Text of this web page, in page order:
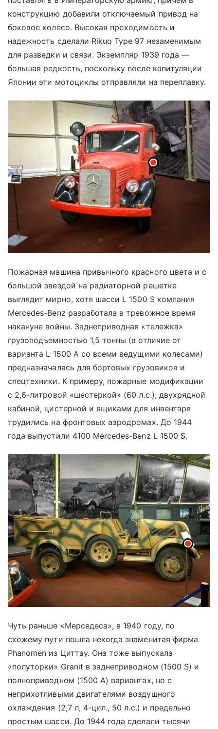
конструкцию добавили отключаемый привод на
боковое колесо. Высокая проходимость и
надежность сделали Rikuo Type 97 незаменимым
для разведки и связи. Экземпляр 1939 года —
большая редкость, поскольку после капитуляции
Японии эти мотоциклы отправляли на переплавку.
Пожарная машина привычного красного цвета и с
большой звездой на радиаторной решетке
выглядит мирно, хотя шасси L 1500 S компания
Mercedes-Benz разработала в тревожное время
накануне войны. Заднеприводная «тележка»
грузоподъемностью 1,5 тонны (в отличие от
варианта L 1500 A со всеми ведущими колесами)
предназначалась для бортовых грузовиков и
спецтехники. К примеру, пожарные модификации
с 2,6-литровой «шестеркой» (60 л.с.), двухрядной
кабиной, цистерной и ящиками для инвентаря
трудились на фронтовых аэродромах. До 1944
года выпустили 4100 Mercedes-Benz L 1500 S.
Чуть раньше «Мерседеса», в 1940 году, по
схожему пути пошла некогда знаменитая фирма
Phanomen из Циттау. Она тоже выпускала
«полуторки» Granit в заднеприводном (1500 S) и
полноприводном (1500 A) вариантах, но с
неприхотливыми двигателями воздушного
охлаждения (2,7 л, 4-цил., 50 л.с.) и предельно
простым шасси. До 1944 года сделали тысячи